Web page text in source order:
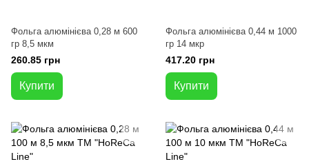
Фольга алюмінієва 0,28 м 600
гр 8,5 мкм
260.85 грн
Купити
Фольга алюмінієва 0,44 м 1000
гр 14 мкр
417.20 грн
Купити